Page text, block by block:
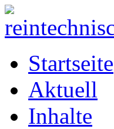
Startseite
Aktuell
Inhalte